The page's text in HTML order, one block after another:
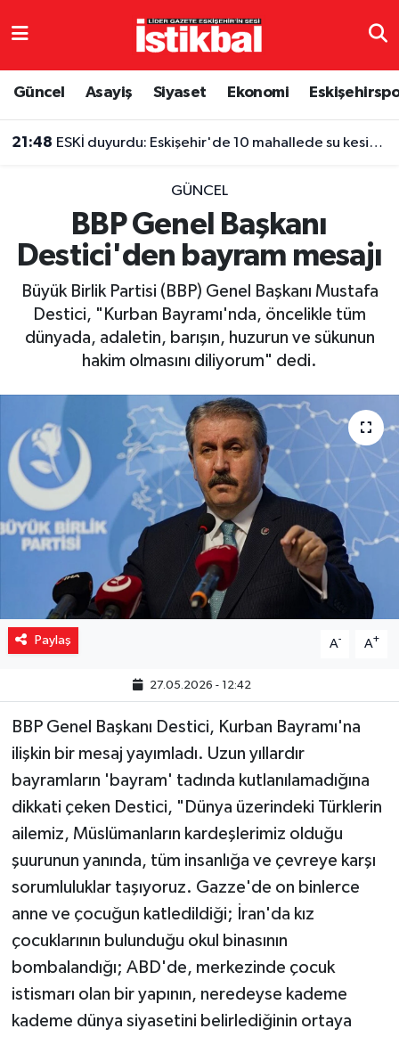
Güncel Asayiş Siyaset Ekonomi
21:48 ESKİ duyurdu: Eskişehir'de 10 mahallede su kesintisi
GÜNCEL
BBP Genel Başkanı
Destici'den bayram mesajı
Büyük Birlik Partisi (BBP) Genel Başkanı Mustafa
Destici, "Kurban Bayramı'nda, öncelikle tüm
dünyada, adaletin, barışın, huzurun ve sükunun
hakim olmasını diliyorum" dedi.
Paylaş A- A+
27.05.2026 - 12:42
BBP Genel Başkanı Destici, Kurban Bayramı'na
ilişkin bir mesaj yayımladı. Uzun yıllardır
bayramların 'bayram' tadında kutlanılamadığına
dikkati çeken Destici, "Dünya üzerindeki Türklerin
ailemiz, Müslümanların kardeşlerimiz olduğu
şuurunun yanında, tüm insanlığa ve çevreye karşı
sorumluluklar taşıyoruz. Gazze'de on binlerce
anne ve çocuğun katledildiği; İran'da kız
çocuklarının bulunduğu okul binasının
bombalandığı; ABD'de, merkezinde çocuk
istismarı olan bir yapının, neredeyse kademe
kademe dünya siyasetini belirlediğinin ortaya
Eskişehirspor
Spor
Eğitim
Ekonomi
Yaşam
Resmi ilanlar
Eskişehir Nöbetçi Eczaneler
TFF 3.Lig 4.Grup Puan Durumu ve Fikstür
Tüm Manşetler
Son Dakika Haberleri